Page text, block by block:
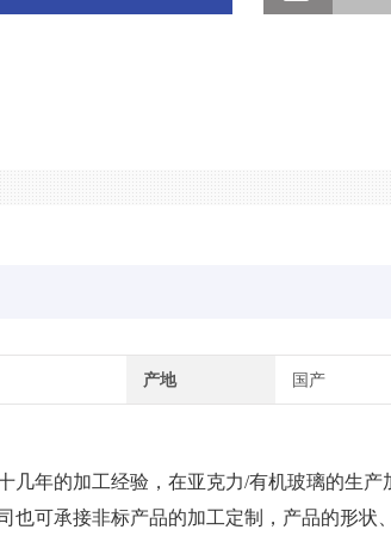
产地 国产
几年的加工经验，在亚克力/有机玻璃的生产
也可承接非标产品的加工定制，产品的形状